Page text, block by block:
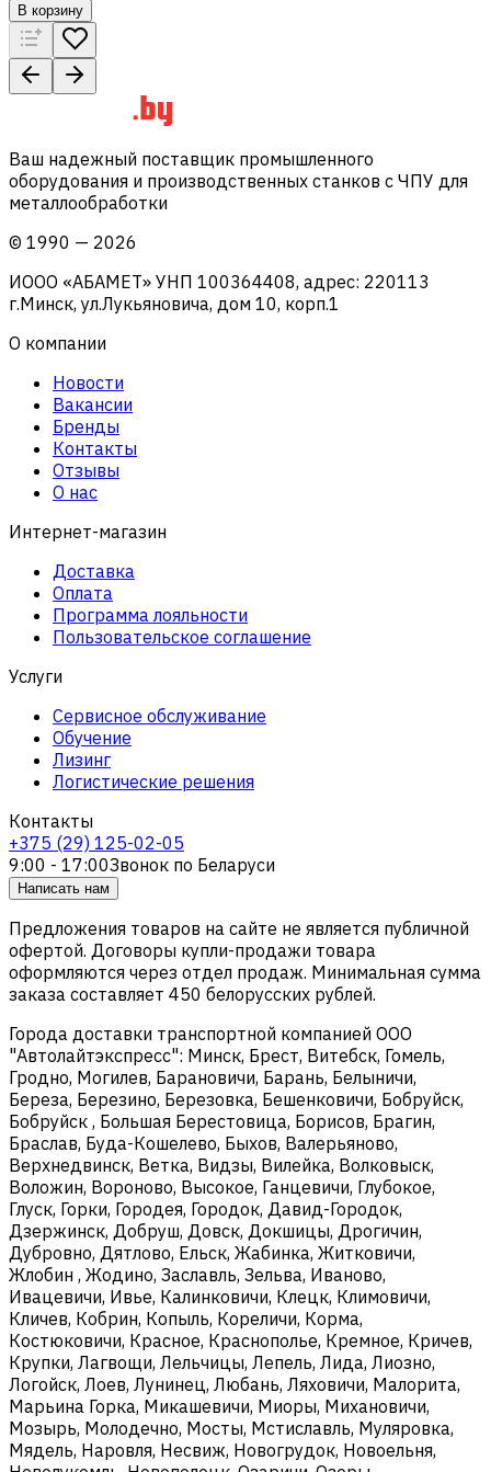
В корзину
Ваш надежный поставщик промышленного
оборудования и производственных станков с ЧПУ для
металлообработки
© 1990 — 2026
ИООО «АБАМЕТ» УНП 100364408, адрес: 220113
г.Минск, ул.Лукьяновича, дом 10, корп.1
О компании
Новости
Вакансии
Бренды
Контакты
Отзывы
О нас
Интернет-магазин
Доставка
Оплата
Программа лояльности
Пользовательское соглашение
Услуги
Сервисное обслуживание
Обучение
Лизинг
Логистические решения
Контакты
+375 (29) 125-02-05
9:00 - 17:00Звонок по Беларуси
Написать нам
Предложения товаров на сайте не является публичной
офертой. Договоры купли-продажи товара
оформляются через отдел продаж. Минимальная сумма
заказа составляет 450 белорусских рублей.
Города доставки транспортной компанией ООО
"Автолайтэкспресс": Минск, Брест, Витебск, Гомель,
Гродно, Могилев, Барановичи, Барань, Белыничи,
Береза, Березино, Березовка, Бешенковичи, Бобруйск,
Бобруйск , Большая Берестовица, Борисов, Брагин,
Браслав, Буда-Кошелево, Быхов, Валерьяново,
Верхнедвинск, Ветка, Видзы, Вилейка, Волковыск,
Воложин, Вороново, Высокое, Ганцевичи, Глубокое,
Глуск, Горки, Городея, Городок, Давид-Городок,
Дзержинск, Добруш, Довск, Докшицы, Дрогичин,
Дубровно, Дятлово, Ельск, Жабинка, Житковичи,
Жлобин , Жодино, Заславль, Зельва, Иваново,
Ивацевичи, Ивье, Калинковичи, Клецк, Климовичи,
Кличев, Кобрин, Копыль, Кореличи, Корма,
Костюковичи, Красное, Краснополье, Кремное, Кричев,
Крупки, Лагвощи, Лельчицы, Лепель, Лида, Лиозно,
Логойск, Лоев, Лунинец, Любань, Ляховичи, Малорита,
Марьина Горка, Микашевичи, Миоры, Михановичи,
Мозырь, Молодечно, Мосты, Мстиславль, Муляровка,
Мядель, Наровля, Несвиж, Новогрудок, Новоельня,